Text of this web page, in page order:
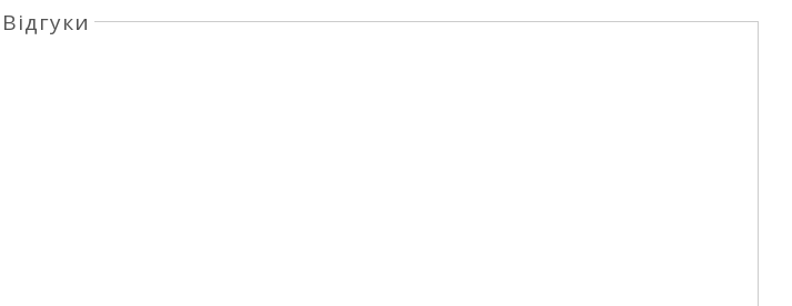
Відгуки